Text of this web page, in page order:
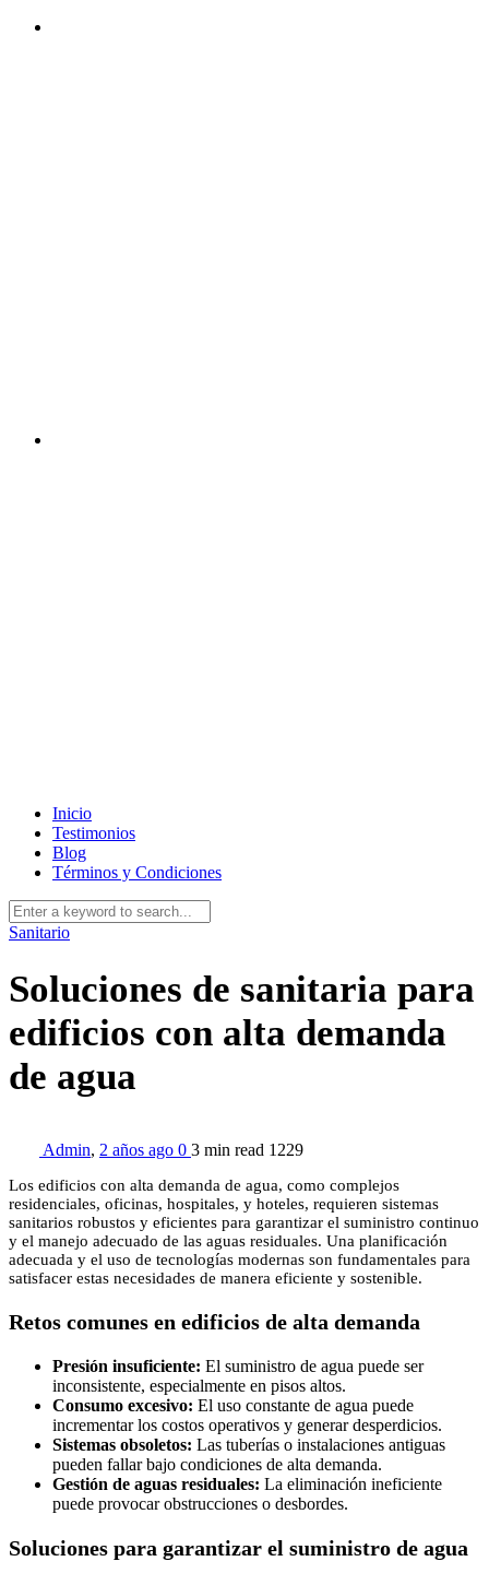
Inicio
Testimonios
Blog
Términos y Condiciones
Sanitario
Soluciones de sanitaria para
edificios con alta demanda
de agua
Admin, 2 años ago 0 3 min read 1229
Los edificios con alta demanda de agua, como complejos
residenciales, oficinas, hospitales, y hoteles, requieren sistemas
sanitarios robustos y eficientes para garantizar el suministro continuo
y el manejo adecuado de las aguas residuales. Una planificación
adecuada y el uso de tecnologías modernas son fundamentales para
satisfacer estas necesidades de manera eficiente y sostenible.
Retos comunes en edificios de alta demanda
Presión insuficiente: El suministro de agua puede ser
inconsistente, especialmente en pisos altos.
Consumo excesivo: El uso constante de agua puede
incrementar los costos operativos y generar desperdicios.
Sistemas obsoletos: Las tuberías o instalaciones antiguas
pueden fallar bajo condiciones de alta demanda.
Gestión de aguas residuales: La eliminación ineficiente
puede provocar obstrucciones o desbordes.
Soluciones para garantizar el suministro de agua